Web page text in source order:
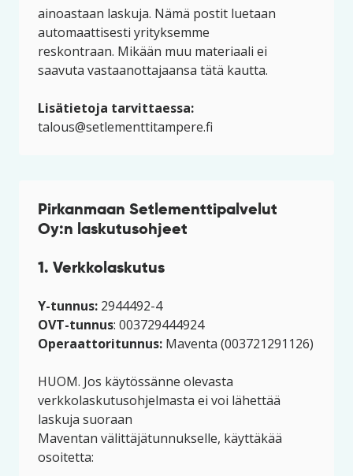
ainoastaan laskuja. Nämä postit luetaan
automaattisesti yrityksemme
reskontraan. Mikään muu materiaali ei
saavuta vastaanottajaansa tätä kautta.
Lisätietoja tarvittaessa:
talous@setlementtitampere.fi
Pirkanmaan Setlementtipalvelut
Oy:n laskutusohjeet
1. Verkkolaskutus
Y-tunnus: 2944492-4
OVT-tunnus: 003729444924
Operaattoritunnus: Maventa (003721291126)
HUOM. Jos käytössänne olevasta
verkkolaskutusohjelmasta ei voi lähettää
laskuja suoraan
Maventan välittäjätunnukselle, käyttäkää
osoitetta: